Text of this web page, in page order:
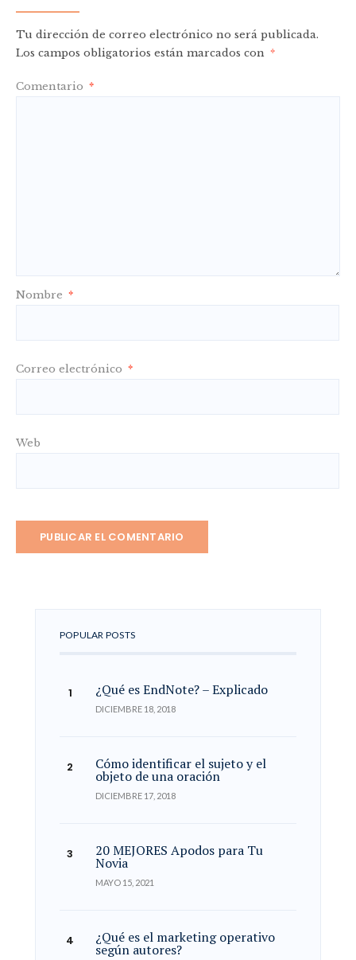
Tu dirección de correo electrónico no será publicada.
Los campos obligatorios están marcados con *
Comentario *
Nombre *
Correo electrónico *
Web
POPULAR POSTS
¿Qué es EndNote? – Explicado
DICIEMBRE 18, 2018
Cómo identificar el sujeto y el
objeto de una oración
DICIEMBRE 17, 2018
20 MEJORES Apodos para Tu
Novia
MAYO 15, 2021
¿Qué es el marketing operativo
según autores?